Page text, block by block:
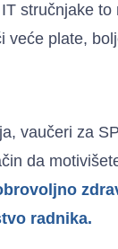
stručnjake
plate,
vaučeri za
da
radnika.